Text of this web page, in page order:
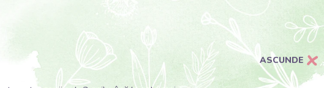
ASCUNDE